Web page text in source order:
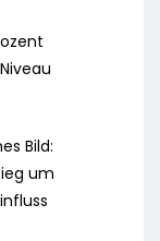
Bild:
um